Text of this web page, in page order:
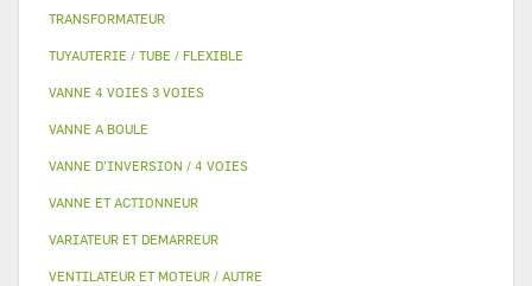
TRANSFORMATEUR
TUYAUTERIE / TUBE / FLEXIBLE
VANNE 4 VOIES 3 VOIES
VANNE A BOULE
VANNE D’INVERSION / 4 VOIES
VANNE ET ACTIONNEUR
VARIATEUR ET DEMARREUR
VENTILATEUR ET MOTEUR / AUTRE